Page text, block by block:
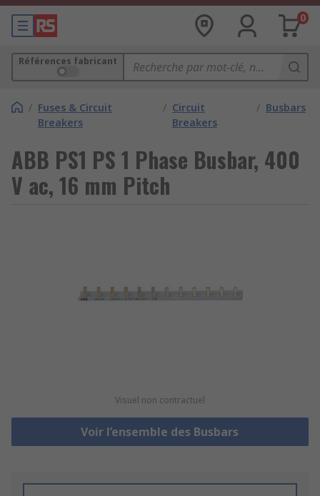
0
Références fabricant
/ Fuses & Circuit
Breakers
/ Circuit
Breakers
/ Busbars
ABB PS1 PS 1 Phase Busbar, 400
V ac, 16 mm Pitch
Visuel non contractuel
Voir l’ensemble des Busbars